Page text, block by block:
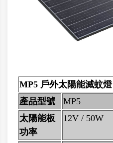
MP5 戶外太陽能滅蚊燈
產品型號
MP5
太陽能板
功率
12V / 50W